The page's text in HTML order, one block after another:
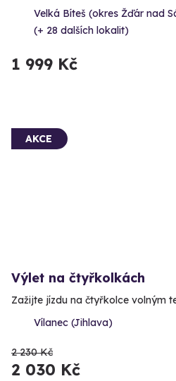
Velká Bíteš (okres Žďár nad
(+ 28 dalších lokalit)
1 999 Kč
AKCE
Výlet na čtyřkolkách
Zažijte jízdu na čtyřkolce volným
Vílanec (Jihlava)
2 230 Kč
2 030 Kč